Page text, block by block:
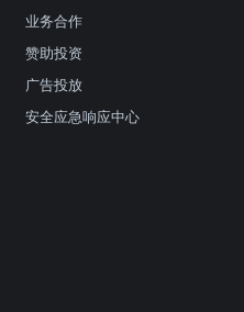
业务合作
赞助投资
广告投放
安全应急响应中心